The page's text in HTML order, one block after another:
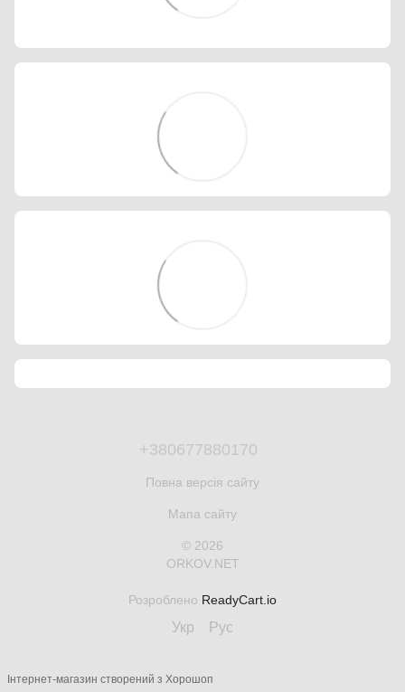
+380677880170
Повна версія сайту
Мапа сайту
© 2026
ORKOV.NET
Розроблено ReadyCart.io
Укр Рус
Інтернет-магазин створений з Хорошоп